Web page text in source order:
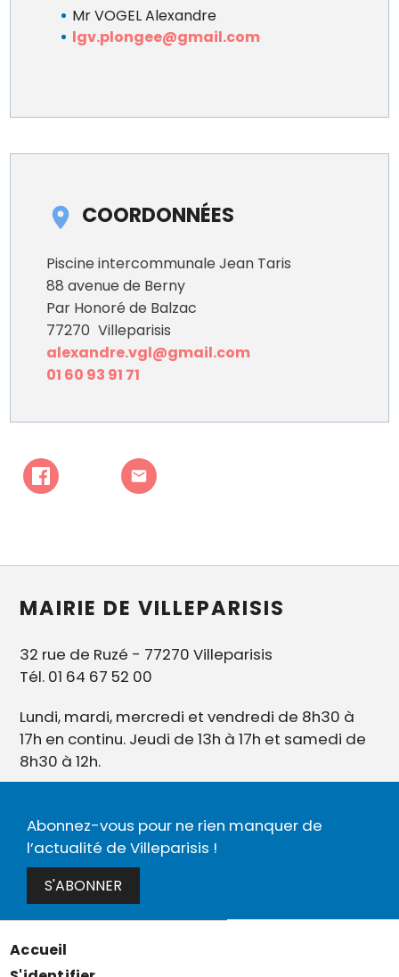
Mr VOGEL Alexandre
lgv.plongee@gmail.com
COORDONNÉES
Piscine intercommunale Jean Taris
88 avenue de Berny
Par Honoré de Balzac
77270 Villeparisis
alexandre.vgl@gmail.com
01 60 93 91 71
MAIRIE DE VILLEPARISIS
32 rue de Ruzé - 77270 Villeparisis
Tél. 01 64 67 52 00
Lundi, mardi, mercredi et vendredi de 8h30 à
17h en continu. Jeudi de 13h à 17h et samedi de
8h30 à 12h.
Abonnez-vous pour ne rien manquer de
l’actualité de Villeparisis !
S'ABONNER
Menu
Accueil